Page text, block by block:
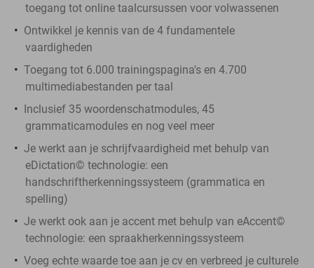
toegang tot online taalcursussen voor volwassenen
Ontwikkel je kennis van de 4 fundamentele
vaardigheden
Toegang tot 6.000 trainingspagina's en 4.700
multimediabestanden per taal
Inclusief 35 woordenschatmodules, 45
grammaticamodules en nog veel meer
Je werkt aan je schrijfvaardigheid met behulp van
eDictation© technologie: een
handschriftherkenningssysteem (grammatica en
spelling)
Je werkt ook aan je accent met behulp van eAccent©
technologie: een spraakherkenningssysteem
Voeg echte waarde toe aan je cv en verbreed je culturele